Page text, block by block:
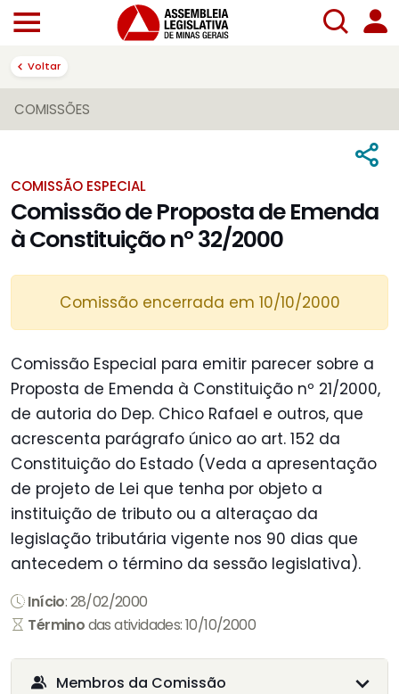
Voltar
COMISSÕES
COMISSÃO ESPECIAL
Comissão de Proposta de Emenda
à Constituição nº 32/2000
Comissão encerrada em 10/10/2000
Comissão Especial para emitir parecer sobre a
Proposta de Emenda à Constituição nº 21/2000,
de autoria do Dep. Chico Rafael e outros, que
acrescenta parágrafo único ao art. 152 da
Constituição do Estado (Veda a apresentação
de projeto de Lei que tenha por objeto a
instituição de tributo ou a alteraçao da
legislação tributária vigente nos 90 dias que
antecedem o término da sessão legislativa).
Início: 28/02/2000
Términodas atividades: 10/10/2000
Membros da Comissão